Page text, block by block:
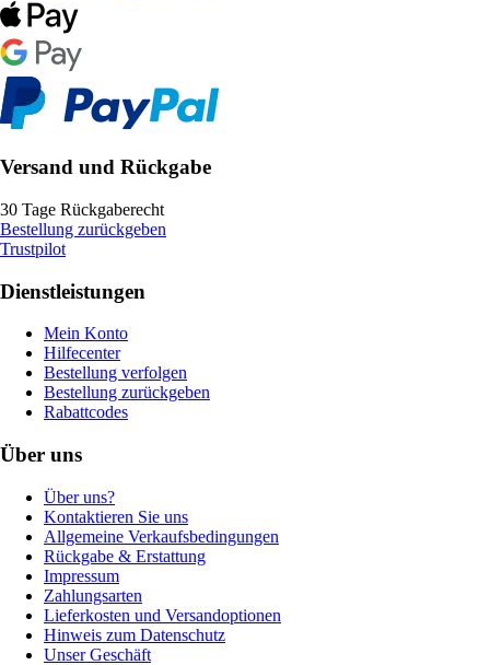
Versand und Rückgabe
30 Tage Rückgaberecht
Bestellung zurückgeben
Trustpilot
Dienstleistungen
Mein Konto
Hilfecenter
Bestellung verfolgen
Bestellung zurückgeben
Rabattcodes
Über uns
Über uns?
Kontaktieren Sie uns
Allgemeine Verkaufsbedingungen
Rückgabe & Erstattung
Impressum
Zahlungsarten
Lieferkosten und Versandoptionen
Hinweis zum Datenschutz
Unser Geschäft